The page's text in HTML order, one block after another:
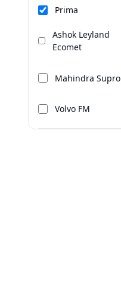
Prima
Ashok Leyland
Ecomet
Mahindra Supro
Volvo FM